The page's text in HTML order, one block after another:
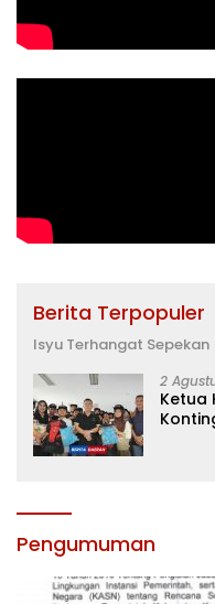
Berita Terpopuler
Isyu Terhangat Sepekan
2
Ketua
Pengumuman